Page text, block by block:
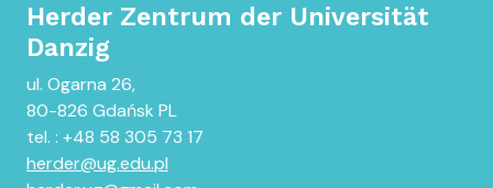
Herder Zentrum der Universität
Danzig
ul. Ogarna 26,
80-826 Gdańsk PL
tel. : +48 58 305 73 17
herder@ug.edu.pl